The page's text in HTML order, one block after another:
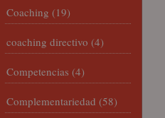
Coaching (19)
coaching directivo (4)
Competencias (4)
Complementariedad (58)